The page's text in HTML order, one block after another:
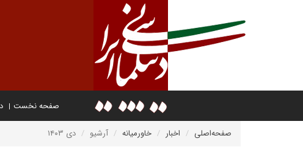
صفحه نخست
صفحه‌اصلی اخبار خاورمیانه آرشیو دی ۱۴۰۳